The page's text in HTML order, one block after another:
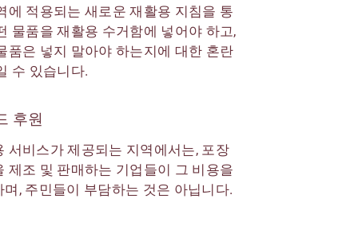
에 적용되는 새로운 재활용 지침을 통
물품을 재활용 수거함에 넣어야 하고,
품은 넣지 말아야 하는지에 대한 혼란
수 있습니다.
후원
서비스가 제공되는 지역에서는, 포장
제조 및 판매하는 기업들이 그 비용을
며, 주민들이 부담하는 것은 아닙니다.